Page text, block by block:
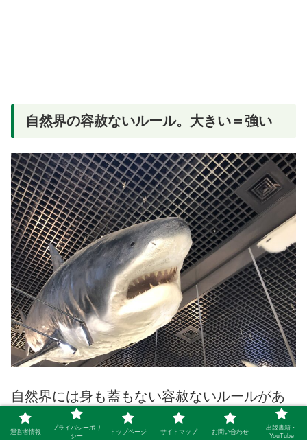
自然界の容赦ないルール。大きい＝強い
自然界には身も蓋もない容赦ないルールがあ
ります。それは
大きい＝強い
、ということで
運営者情報
プライバシーポリ
シー
トップページ サイトマップ お問い合わせ
出版書籍・
YouTube